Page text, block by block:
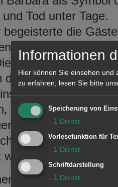
Tod unter Tage.
die
der Dopfersteine
Besucherinnen
die Herstellung und
der u. a. an der
an der Pau-
der Happold-
Gmünd
und Besuchern
Informationen
Hier können Sie einsehen und
zu erfahren, lesen Sie bitte
Speicherung von
↓ 1 Dienst
Vorlesefunktion für
↓ 1 Dienst
Schriftdarstellung
↓ 1 Dienst